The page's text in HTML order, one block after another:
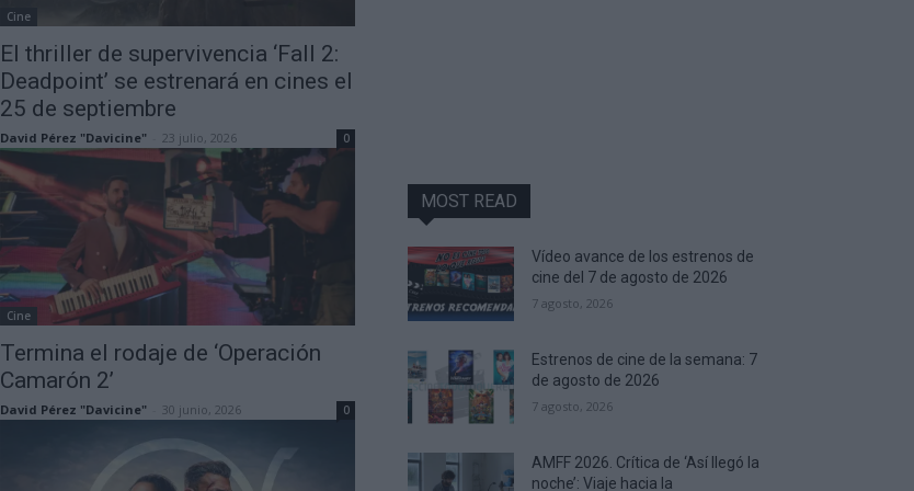
Cine
El thriller de supervivencia ‘Fall 2:
Deadpoint’ se estrenará en cines el
25 de septiembre
David Pérez "Davicine" 23 julio, 2026 0
Cine
Termina el rodaje de ‘Operación
Camarón 2’
David Pérez "Davicine" 30 junio, 2026 0
MOST READ
Vídeo avance de los estrenos de
cine del 7 de agosto de 2026
7 agosto, 2026
Estrenos de cine de la semana: 7
de agosto de 2026
7 agosto, 2026
AMFF 2026. Crítica de ‘Así llegó la
noche’: Viaje hacia la